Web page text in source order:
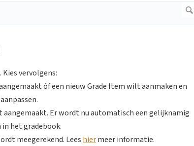
vervolgens:
óf een nieuw Grade Item wilt aanmaken en
aangemaakt. Er wordt nu automatisch een gelijknamig
het gradebook.
meegerekend. Lees hiermeer informatie.